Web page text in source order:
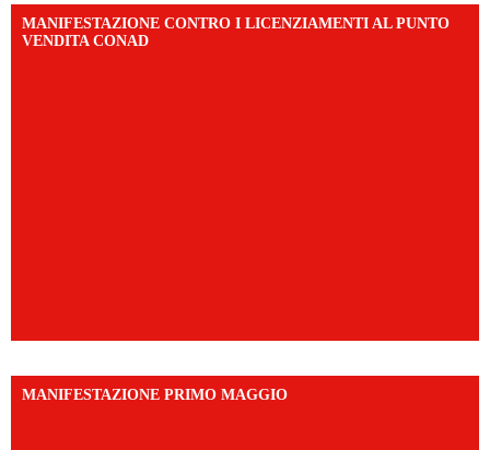
MANIFESTAZIONE CONTRO I LICENZIAMENTI AL PUNTO
VENDITA CONAD
MANIFESTAZIONE PRIMO MAGGIO